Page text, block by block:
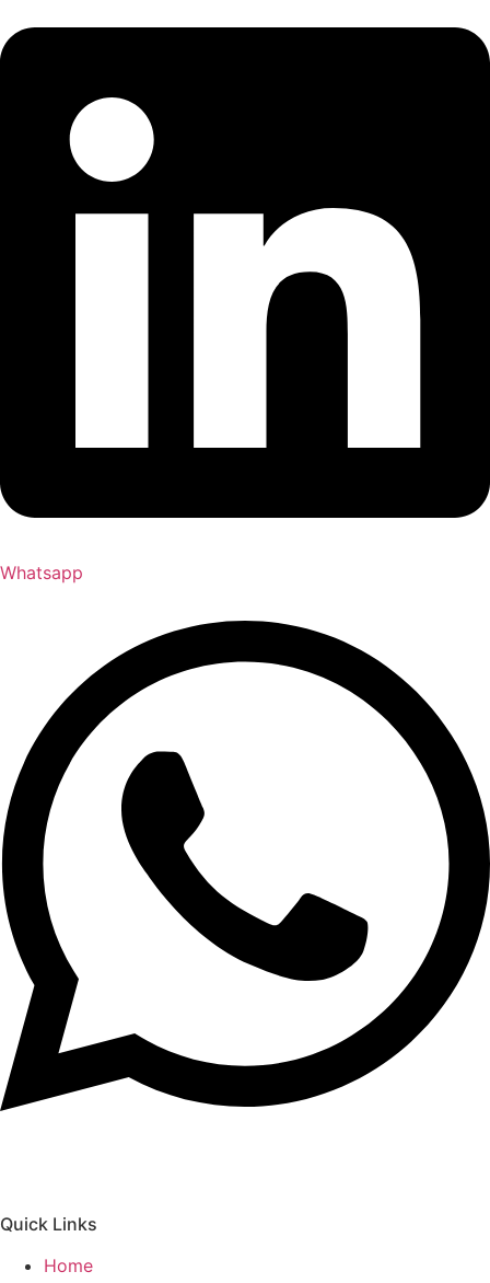
Whatsapp
Quick Links
Home